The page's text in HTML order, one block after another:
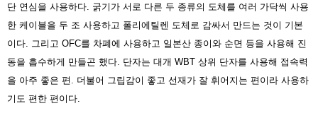
단 연심을 사용하다. 굵기가 서로 다른 두 종류의 도체를 여러 가닥씩 사용
한 케이블을 두 조 사용하고 폴리에틸렌 도체로 감싸서 만드는 것이 기본
이다. 그리고 OFC를 차폐에 사용하고 일본산 종이와 순면 등을 사용해 진
동을 흡수하게 만들곤 했다. 단자는 대개 WBT 상위 단자를 사용해 접속력
을 아주 좋은 편. 더불어 그립감이 좋고 선재가 잘 휘어지는 편이라 사용하
기도 편한 편이다.